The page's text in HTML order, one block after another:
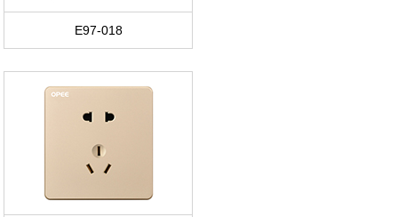
E97-018